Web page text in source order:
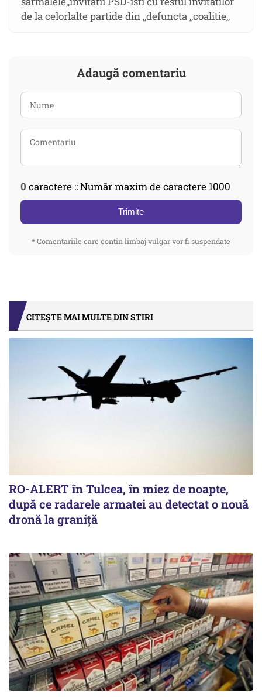
de la celorlalte partide din ,,defuncta ,,coalitie,,
Adaugă comentariu
0 caractere :: Număr maxim de caractere 1000
Trimite
* Comentariile care contin limbaj vulgar vor fi suspendate
CITEȘTE MAI MULTE DIN STIRI
RO-ALERT în Tulcea, în miez de noapte,
după ce radarele armatei au detectat o nouă
dronă la graniță